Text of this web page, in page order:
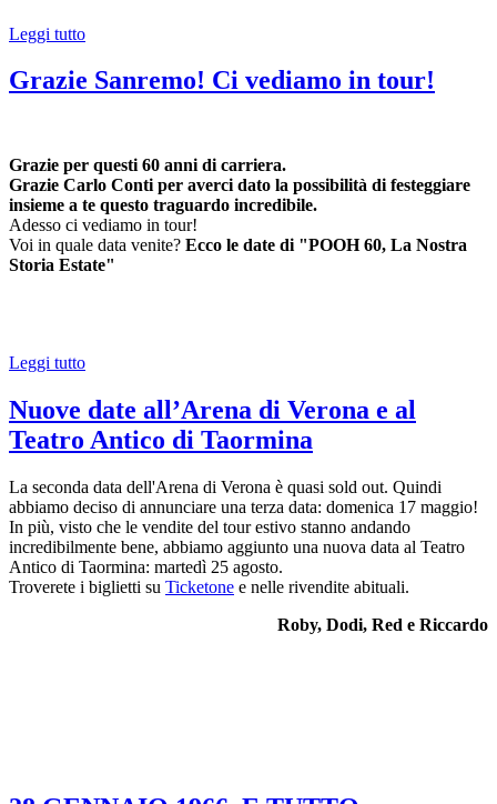
Leggi tutto
Grazie Sanremo! Ci vediamo in tour!
Grazie per questi 60 anni di carriera.
Grazie Carlo Conti per averci dato la possibilità di festeggiare
insieme a te questo traguardo incredibile.
Adesso ci vediamo in tour!
Voi in quale data venite? Ecco le date di "POOH 60, La Nostra
Storia Estate"
Leggi tutto
Nuove date all’Arena di Verona e al
Teatro Antico di Taormina
La seconda data dell'Arena di Verona è quasi sold out. Quindi
abbiamo deciso di annunciare una terza data: domenica 17 maggio!
In più, visto che le vendite del tour estivo stanno andando
incredibilmente bene, abbiamo aggiunto una nuova data al Teatro
Antico di Taormina: martedì 25 agosto.
Troverete i biglietti su Ticketone e nelle rivendite abituali.
Roby, Dodi, Red e Riccardo